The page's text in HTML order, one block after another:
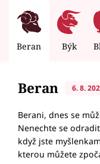
Beran Býk
Beran 6. 8.
Berani, dnes se
Nenechte se
když jste
kterou můžete